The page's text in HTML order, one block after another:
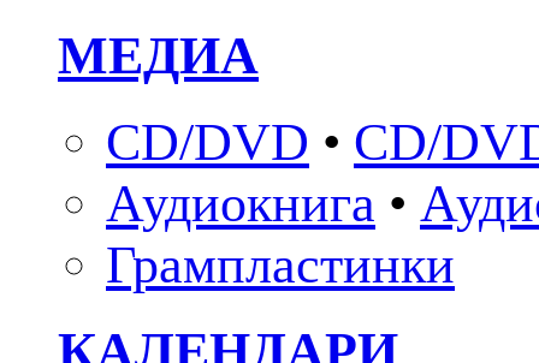
МЕДИА
CD/DVD • CD/
Аудиокнига •
Грампластинки